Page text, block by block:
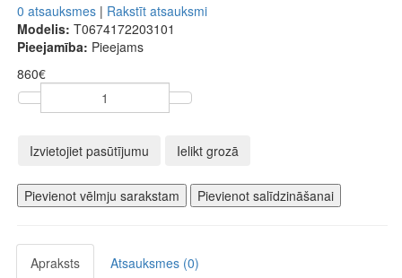
0 atsauksmes | Rakstīt atsauksmi
Modelis: T0674172203101
Pieejamība: Pieejams
860€
Izvietojiet pasūtījumu Ielikt grozā
Pievienot vēlmju sarakstam Pievienot salīdzināšanai
Apraksts
Atsauksmes (0)